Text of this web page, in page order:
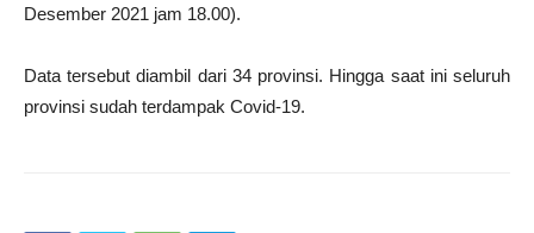
Desember 2021 jam 18.00).
Data tersebut diambil dari 34 provinsi. Hingga saat ini seluruh
provinsi sudah terdampak Covid-19.